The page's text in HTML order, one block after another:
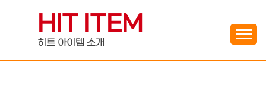
contentHIT ITEM
히트 아이템 소개